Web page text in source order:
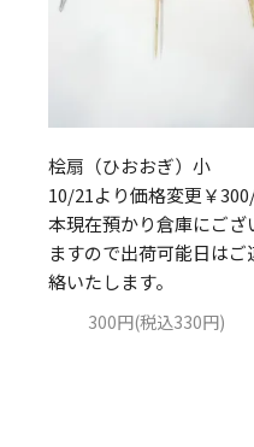
桧扇（ひおおぎ）小
10/21より価格変更￥
本現在預かり倉庫にござ
ますので出荷可能日はご
絡いたします。
300円(税込330円)